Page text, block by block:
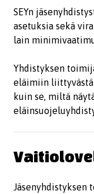
SEYn
asetuksia sekä
lain
Yhdistyksen
eläimiin liittyvästä
kuin se, miltä
Jäsenyhdistyksen